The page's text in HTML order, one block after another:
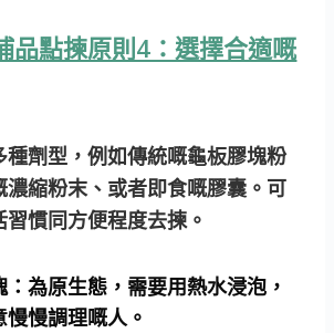
品點揀原則4：選擇合適嘅
種劑型，例如傳統嘅龜板膠塊粉
濃縮粉末、或者即食嘅膠囊。可
慣同方便程度去揀。
：為原生態，需要用熱水浸泡，
慢調理嘅人。